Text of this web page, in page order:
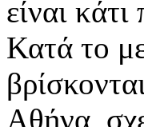
είναι
Κατά το
Αθήνα,